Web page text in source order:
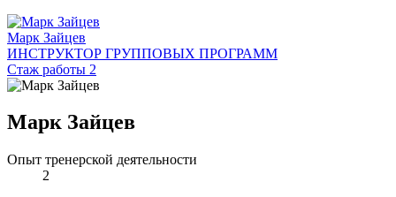
Марк Зайцев
ИНСТРУКТОР ГРУППОВЫХ ПРОГРАММ
Стаж работы 2
Марк Зайцев
Опыт тренерской деятельности
2